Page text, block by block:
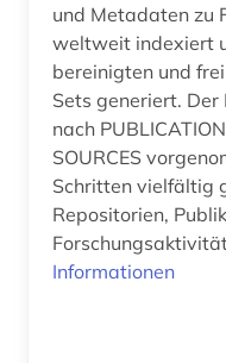
und Metadaten zu
weltweit indexiert und
bereinigten und
Sets generiert.
nach
SOURCES
Schritten vielfältig
Repositorien,
Informationen